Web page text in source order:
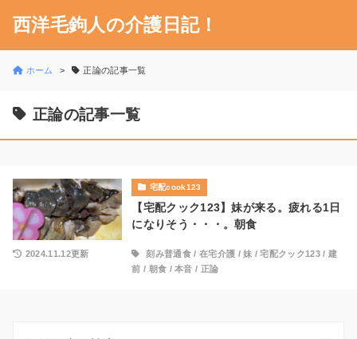
西洋毛鉤人の介護日記！
ホーム 正論の記事一覧
正論の記事一覧
宅配cook123
【宅配クック123】妹が来る。疲れる1日
になりそう・・・。朝食
2024.11.12更新 刻み普通食/ 在宅介護 /妹 /宅配クック123 /建
前 / 朝食 /本音 / 正論